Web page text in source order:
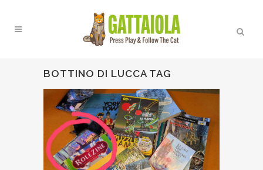
BOTTINO DI LUCCA TAG